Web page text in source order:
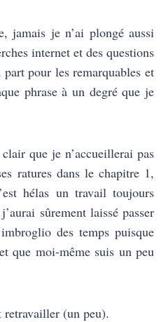
jamais je n’ai plongé aussi
internet et des questions
pour les remarquables et
phrase à un degré que je
que je n’accueillerai pas
ratures dans le chapitre 1,
hélas un travail toujours
sûrement laissé passer
des temps puisque
que moi-même suis un peu
(un peu).